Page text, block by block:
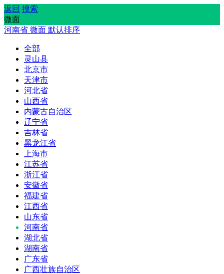
返回 搜索
微面
河南省 微面 默认排序
全部
灵山县
北京市
天津市
河北省
山西省
内蒙古自治区
辽宁省
吉林省
黑龙江省
上海市
江苏省
浙江省
安徽省
福建省
江西省
山东省
河南省
湖北省
湖南省
广东省
广西壮族自治区